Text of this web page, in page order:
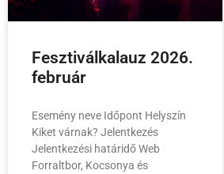
Fesztiválkalauz 2026.
február
Esemény neve Időpont Helyszín
Kiket várnak? Jelentkezés
Jelentkezési határidő Web
Forraltbor, Kocsonya és